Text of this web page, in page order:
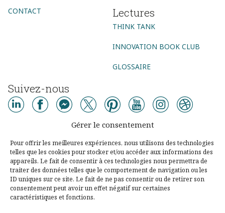
Gérer le consentement
Pour offrir les meilleures expériences, nous utilisons des technologies
telles que les cookies pour stocker et/ou accéder aux informations des
appareils. Le fait de consentir à ces technologies nous permettra de
traiter des données telles que le comportement de navigation ou les
ID uniques sur ce site. Le fait de ne pas consentir ou de retirer son
consentement peut avoir un effet négatif sur certaines
caractéristiques et fonctions.
CONTACT Lectures
THINK TANK
INNOVATION BOOK CLUB
GLOSSAIRE
Suivez-nous
AGENCE CONSEIL
AGENCE DIGITALE
AGENCE COMMUNICATION DIGITALE
AGENCE MARKETING DIGITAL
AGENCE SOCIAL MEDIA
AGENCE UX DESIGN PARIS
CONSEIL DIGITAL
STRATÉGIE DIGITALE
DESIGN THINKING LEAN STARTUP